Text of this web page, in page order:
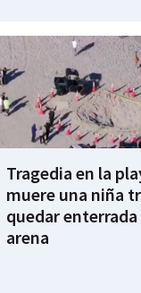
Tragedia en la
muere una niña
quedar enterrada
arena